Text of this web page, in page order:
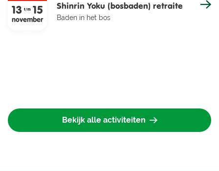
13 t/m 15
november
Shinrin Yoku (bosbaden) retraite
Baden in het bos
Bekijk alle activiteiten